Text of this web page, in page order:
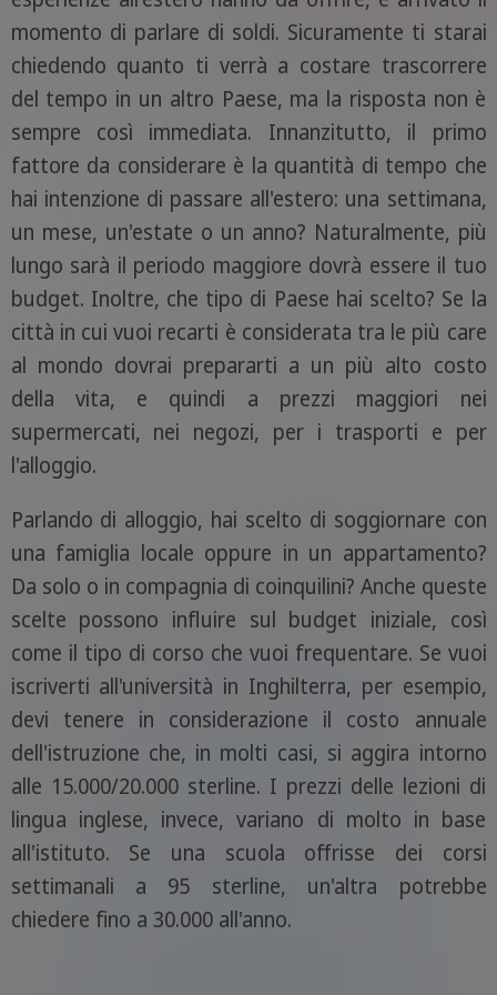
momento di parlare di soldi. Sicuramente ti starai
chiedendo quanto ti verrà a costare trascorrere
del tempo in un altro Paese, ma la risposta non è
sempre così immediata. Innanzitutto, il primo
fattore da considerare è la quantità di tempo che
hai intenzione di passare all'estero: una settimana,
un mese, un'estate o un anno? Naturalmente, più
lungo sarà il periodo maggiore dovrà essere il tuo
budget. Inoltre, che tipo di Paese hai scelto? Se la
città in cui vuoi recarti è considerata tra le più care
al mondo dovrai prepararti a un più alto costo
della vita, e quindi a prezzi maggiori nei
supermercati, nei negozi, per i trasporti e per
l'alloggio.
Parlando di alloggio, hai scelto di soggiornare con
una famiglia locale oppure in un appartamento?
Da solo o in compagnia di coinquilini? Anche queste
scelte possono influire sul budget iniziale, così
come il tipo di corso che vuoi frequentare. Se vuoi
iscriverti all'università in Inghilterra, per esempio,
devi tenere in considerazione il costo annuale
dell'istruzione che, in molti casi, si aggira intorno
alle 15.000/20.000 sterline. I prezzi delle lezioni di
lingua inglese, invece, variano di molto in base
all'istituto. Se una scuola offrisse dei corsi
settimanali a 95 sterline, un'altra potrebbe
chiedere fino a 30.000 all'anno.